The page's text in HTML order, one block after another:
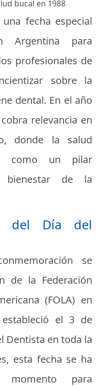
bucal en 1988
fecha especial
Argentina para
profesionales de
sobre la
dental. En el año
relevancia en
donde la salud
como un pilar
bienestar de la
del Día del
se
de la Federación
(FOLA) en
el 3 de
Dentista en toda la
esta fecha se ha
para